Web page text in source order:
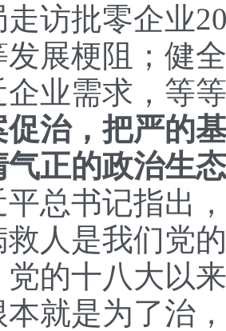
访批零企业
展梗阻；健
企业需求，等
促治，把严的
正的政治生态
书记指出，
救人是我们党
党的十八大以
本就是为了治